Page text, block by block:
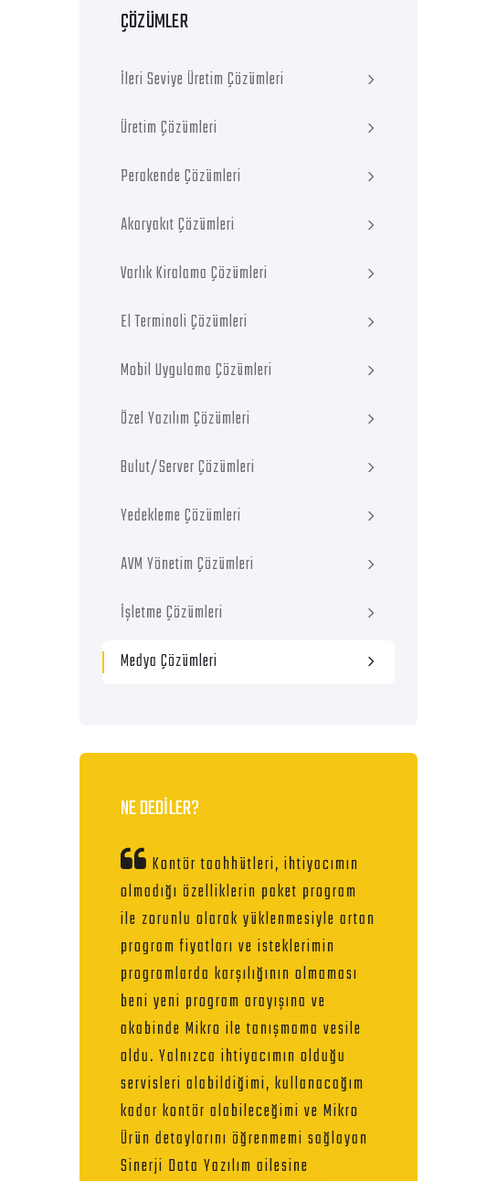
ÇÖZÜMLER
İleri Seviye Üretim Çözümleri
Üretim Çözümleri
Perakende Çözümleri
Akaryakıt Çözümleri
Varlık Kiralama Çözümleri
El Terminali Çözümleri
Mobil Uygulama Çözümleri
Özel Yazılım Çözümleri
Bulut/Server Çözümleri
Yedekleme Çözümleri
AVM Yönetim Çözümleri
İşletme Çözümleri
Medya Çözümleri
NE DEDİLER?
Kontör taahhütleri, ihtiyacımın
olmadığı özelliklerin paket program
ile zorunlu olarak yüklenmesiyle artan
program fiyatları ve isteklerimin
programlarda karşılığının olmaması
beni yeni program arayışına ve
akabinde Mikro ile tanışmama vesile
oldu. Yalnızca ihtiyacımın olduğu
servisleri alabildiğimi, kullanacağım
kadar kontör alabileceğimi ve Mikro
Ürün detaylarını öğrenmemi sağlayan
Sinerji Data Yazılım ailesine